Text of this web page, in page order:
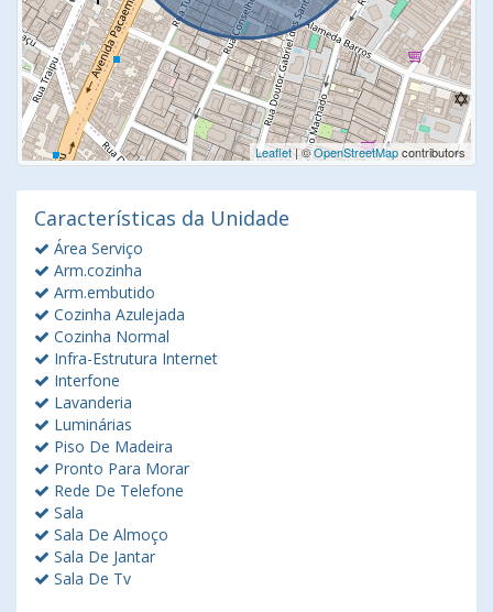
Leaflet| ©OpenStreetMapcontributors
Características da Unidade
Área Serviço
Arm.cozinha
Arm.embutido
Cozinha Azulejada
Cozinha Normal
Infra-Estrutura Internet
Interfone
Lavanderia
Luminárias
Piso De Madeira
Pronto Para Morar
Rede De Telefone
Sala
Sala De Almoço
Sala De Jantar
Sala De Tv